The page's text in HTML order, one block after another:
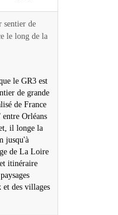
sentier de
le long de la
le GR3 est
de grande
de France
entre Orléans
il longe la
jusqu'à
de La Loire
itinéraire
et des villages